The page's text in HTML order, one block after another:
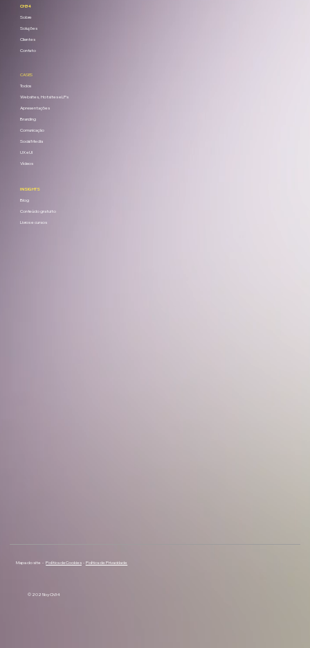
CH34
Sobre
Soluções
Clientes
Contato
CASES
Todos
Websites, Hotsites e LPs
Apresentações
Branding
Comunicação
Social Media
UX e UI
Vídeos
INSIGHTS
Blog
Conteúdo gratuito
Livros e cursos
Mapa do site -Política de Cookies- Política de Privacidade
© 2025 by Ch34